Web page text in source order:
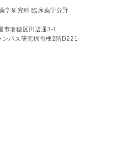
学研究科 臨床薬学分野
瑞穂区田辺通3-1
パス研究棟南棟2階D221